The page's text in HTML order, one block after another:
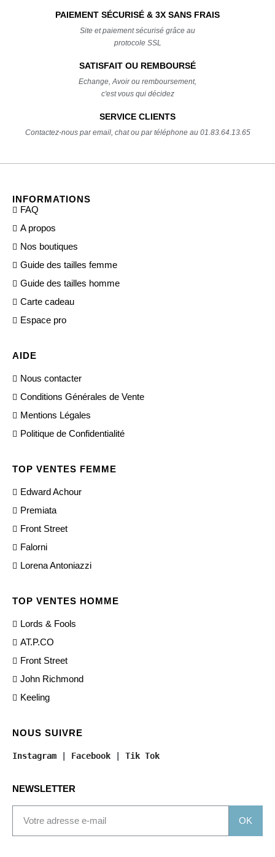
PAIEMENT SÉCURISÉ & 3X SANS FRAIS
Site et paiement sécurisé grâce au
protocole SSL
SATISFAIT OU REMBOURSÉ
Echange, Avoir ou remboursement,
c'est vous qui décidez
SERVICE CLIENTS
Contactez-nous par email, chat ou par téléphone au 01.83.64.13.65
INFORMATIONS
FAQ
A propos
Nos boutiques
Guide des tailles femme
Guide des tailles homme
Carte cadeau
Espace pro
AIDE
Nous contacter
Conditions Générales de Vente
Mentions Légales
Politique de Confidentialité
TOP VENTES FEMME
Edward Achour
Premiata
Front Street
Falorni
Lorena Antoniazzi
TOP VENTES HOMME
Lords & Fools
AT.P.CO
Front Street
John Richmond
Keeling
NOUS SUIVRE
Instagram | Facebook | Tik Tok
NEWSLETTER
OK